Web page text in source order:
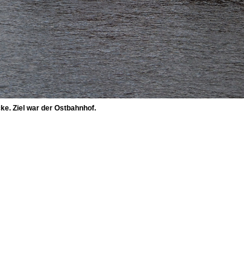
Ziel war der Ostbahnhof.